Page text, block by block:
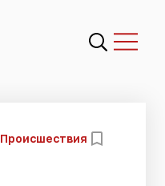
Происшествия